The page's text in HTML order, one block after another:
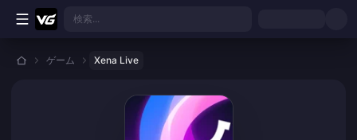
メインコンテンツへスキップ
検索...
ゲーム Xena Live